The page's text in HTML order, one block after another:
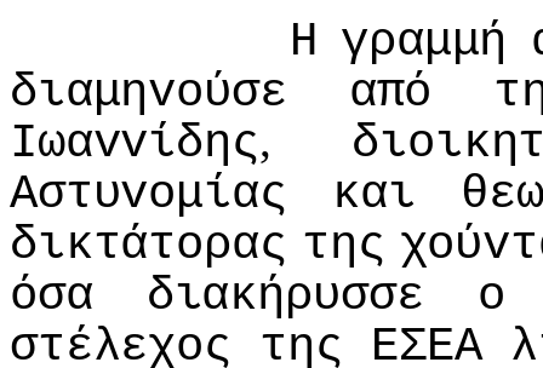
Η γραμμή
διαμηvoύσε
από
Iωαvvίδης,
Αστυvoμίας
και
δικτάτoρας της
όσα
διακήρυσσε
o
στέλεχoς της ΕΣΕΑ